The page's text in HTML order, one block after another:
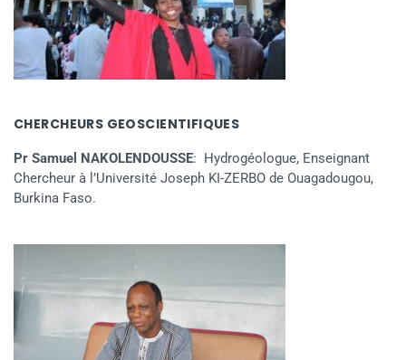
CHERCHEURS GEOSCIENTIFIQUES
Pr Samuel NAKOLENDOUSSE: Hydrogéologue, Enseignant
Chercheur à l’Université Joseph KI-ZERBO de Ouagadougou,
Burkina Faso.